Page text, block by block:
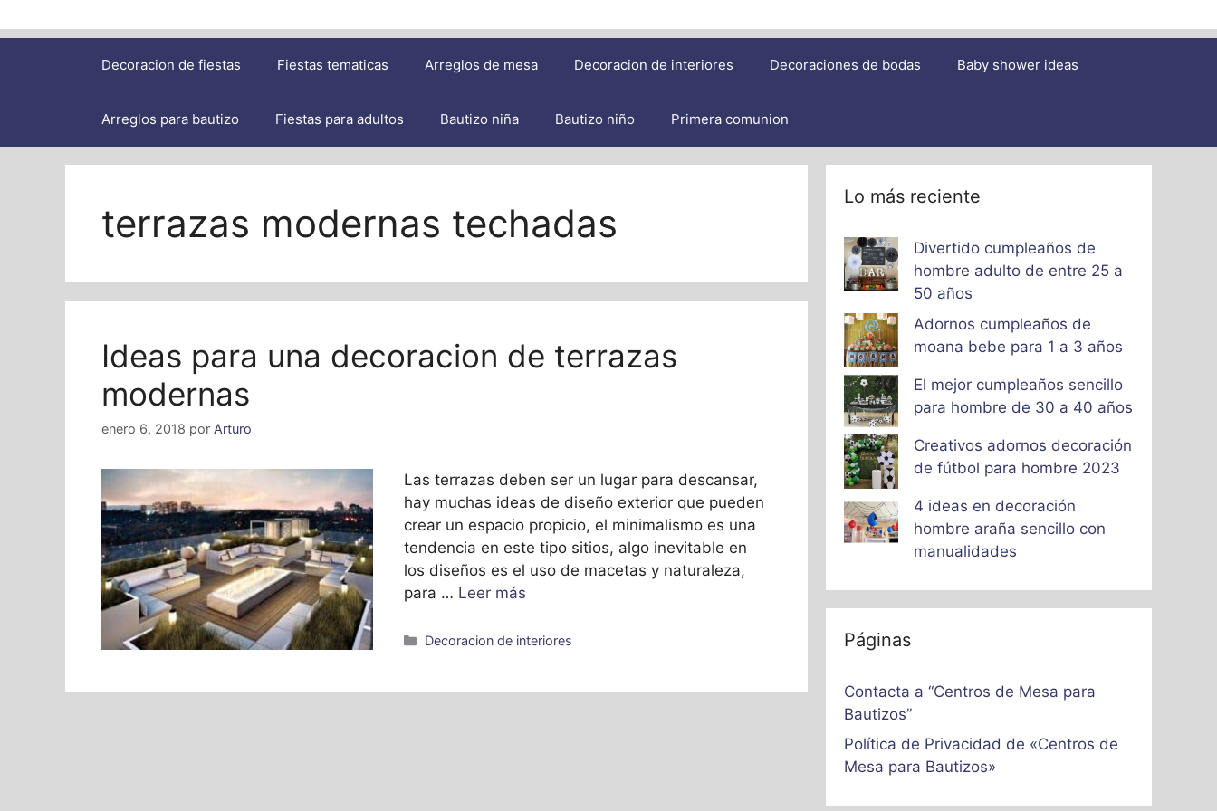
Decoracion de fiestas Fiestas tematicas Arreglos de mesa Decoracion de interiores Decoraciones de bodas Baby shower ideas
Arreglos para bautizo Fiestas para adultos Bautizo niña Bautizo niño Primera comunion
terrazas modernas techadas
Ideas para una decoracion de terrazas
modernas
enero 6, 2018 por Arturo
Las terrazas deben ser un lugar para descansar,
hay muchas ideas de diseño exterior que pueden
crear un espacio propicio, el minimalismo es una
tendencia en este tipo sitios, algo inevitable en
los diseños es el uso de macetas y naturaleza,
para … Leer más
Categorías
Decoracion de interiores
Lo más reciente
Divertido cumpleaños de
hombre adulto de entre 25 a
50 años
Adornos cumpleaños de
moana bebe para 1 a 3 años
El mejor cumpleaños sencillo
para hombre de 30 a 40 años
Creativos adornos decoración
de fútbol para hombre 2023
4 ideas en decoración
hombre araña sencillo con
manualidades
Páginas
Contacta a “Centros de Mesa para
Bautizos”
Política de Privacidad de «Centros de
Mesa para Bautizos»